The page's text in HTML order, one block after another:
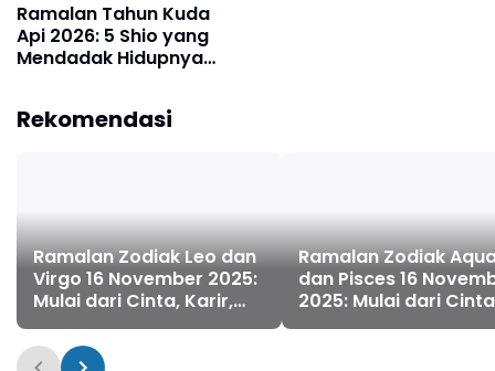
Ramalan Tahun Kuda
Api 2026: 5 Shio yang
Mendadak Hidupnya
Rekomendasi
Ramalan Zodiak Leo dan
Virgo 16 November 2025:
Mulai dari Cinta, Karir,
Kesehatan dan
Keuangan
Ramalan Zodiak
dan Pisces 16
2025: Mulai dari
Karir, Kesehatan dan